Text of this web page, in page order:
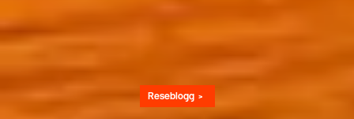
Reseblogg